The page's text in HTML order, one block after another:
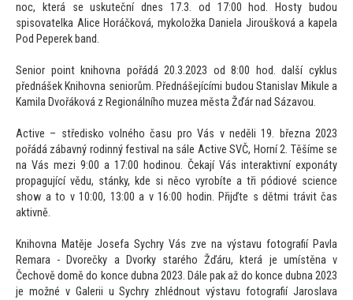
noc, která se uskuteční dnes 17.3. od 17:00 hod. Hosty budou
spisovatelka Alice Horáčková, mykoložka Daniela Jiroušková a kapela
Pod Peperek band.
Senior point knihovna pořádá 20.3.2023 od 8:00 hod. další cyklus
přednášek Knihovna seniorům. Přednášejícími budou Stanislav Mikule a
Kamila Dvořáková z Regionálního muzea města Žďár nad Sázavou.
Active – středisko volného času pro Vás v neděli 19. března 2023
pořádá zábavný rodinný festival na sále Active SVČ, Horní 2. Těšíme se
na Vás mezi 9:00 a 17:00 hodinou. Čekají Vás interaktivní exponáty
propagující vědu, stánky, kde si něco vyrobíte a tři pódiové science
show a to v 10:00, 13:00 a v 16:00 hodin. Přijďte s dětmi trávit čas
aktivně.
Knihovna Matěje Josefa Sychry Vás zve na výstavu fotografií Pavla
Remara - Dvorečky a Dvorky starého Žďáru, která je umístěna v
Čechově domě do konce dubna 2023. Dále pak až do konce dubna 2023
je možné v Galerii u Sychry zhlédnout výstavu fotografií Jaroslava